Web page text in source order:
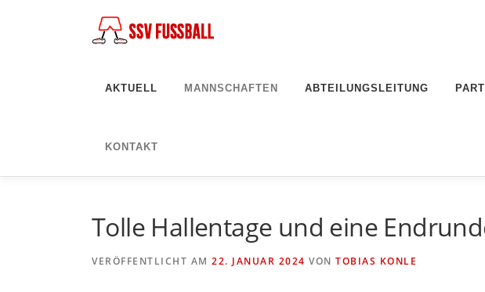
AKTUELL MANNSCHAFTEN ABTEILUNGSLEITUNG
KONTAKT
Tolle Hallentage und eine
VERÖFFENTLICHT AM 22. JANUAR 2024 VON TOBIAS KONLE